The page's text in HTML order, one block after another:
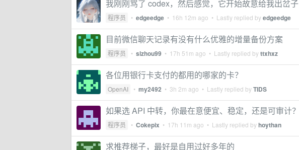
我刚刚骂了 codex，然后感觉，它开始故意给我出岔子
程序员 • edgeedge • 16h 12m ago • Lastly replied byedgeedge
目前微信聊天记录有没有什么优雅的增量备份方案
程序员 • slzhou99 • 17h 51m ago • Lastly replied byttxhxz
各位用银行卡支付的都用的哪家的卡？
OpenAI • my2492 • 3h 2m ago • Lastly replied byTIDS
如果选 API 中转，你最在意便宜、稳定，还是可审计？
程序员 • Cokepix • 17h 11m ago • Lastly replied byhoythan
求推荐梯子，最好是自用过好多年的